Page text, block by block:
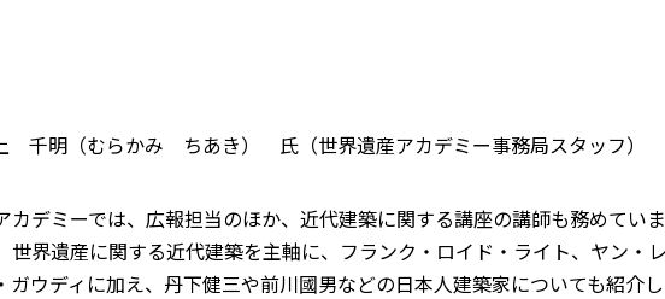
千明（むらかみ ちあき） 氏（世界遺産アカデミー事務局スタッフ）
カデミーでは、広報担当のほか、近代建築に関する講座の講師も務めてい
世界遺産に関する近代建築を主軸に、フランク・ロイド・ライト、ヤン・
ガウディに加え、丹下健三や前川國男などの日本人建築家についても紹介